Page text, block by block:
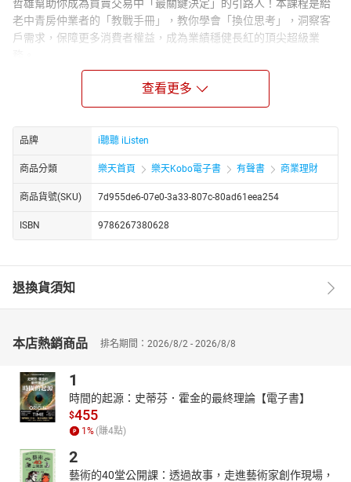
哲雄幫助你成為買賣交易中「最關鍵決定」的引路人！本課程是給
老中青房仲業者的「教戰手冊」，教你學會「換位思考」，洞察客
戶需求，保障更多消費者權益，成為業績穩健長紅的頂尖超級業
★作者簡介｜鵬曜地產集團 執行長 許哲雄
房產職人、作家，投身房仲業二十年，從入行時一無所有，到現在
擁有五間公司，從一人公司變身億元團隊，在房仲業擁有一席之
地。
【有聲書目錄】
第1堂課：新手房仲入門練習曲
第2堂課：觀察客戶的「真實需求」
第3堂課：成為交易中「最關鍵決定」的引路人
第4堂課：順勢而為，突破客戶心防
第5堂課：抗打房，必須先搞懂「政策」
第8堂課：「有關係」就沒關係
第9堂課：買賣攻防戰
第11堂課：「顧問式行銷」有效養客
查看更多
品牌 i聽聽 iListen
商品分類 樂天首頁 樂天Kobo電子書 有聲書 商業理財
商品貨號(SKU) 7d955de6-07e0-3a33-807c-80ad61eea254
ISBN 9786267380628
退換貨須知
本店熱銷商品 排名期間：2026/8/2 - 2026/8/8
1
時間的起源：史蒂芬．霍金的最終理論【電子書】
$455
1 % (賺4點)
2
藝術的40堂公開課：透過故事，走進藝術家創作現場，